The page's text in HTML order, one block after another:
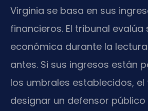
Virginia se basa en sus
financieros. El tribunal evalúa
económica durante la
antes. Si sus ingresos están
los umbrales establecidos,
designar un defensor